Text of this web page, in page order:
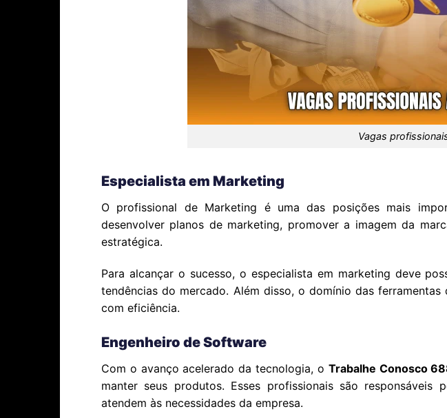
Vagas
Especialista em Marketing
O profissional de Marketing é uma das posições mais
desenvolver planos de marketing, promover a imagem da
estratégica.
Para alcançar o sucesso, o especialista em marketing deve
tendências do mercado. Além disso, o domínio das
com eficiência.
Engenheiro de Software
Com o avanço acelerado da tecnologia, o Trabalhe Conosco
manter seus produtos. Esses profissionais são
atendem às necessidades da empresa.